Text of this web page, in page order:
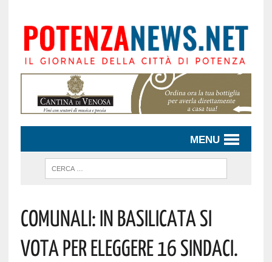
MENU
Comunali: In Basilicata Si
Vota Per Eleggere 16 Sindaci.